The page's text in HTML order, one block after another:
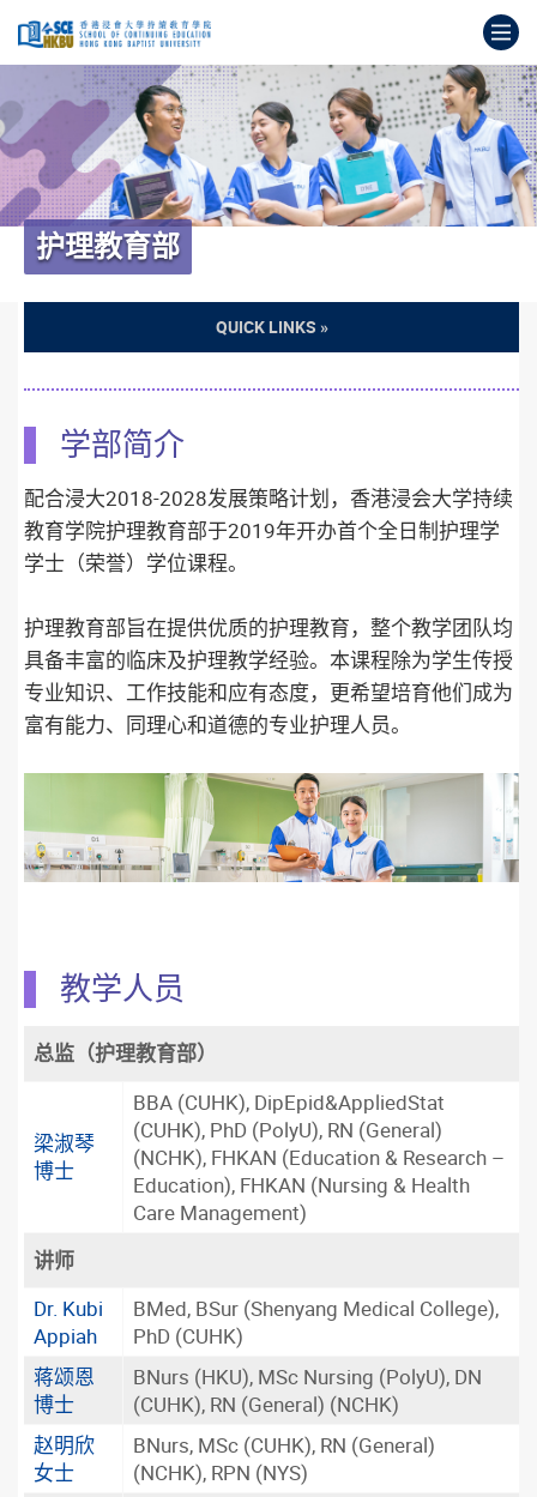
内
容
打
始
主
要
内
容
护理教育部
学部简介
配合浸大2018-2028发展策略计划，香港浸会大学持续
教育学院护理教育部于2019年开办首个全日制护理学
学士（荣誉）学位课程。
护理教育部旨在提供优质的护理教育，整个教学团队均
具备丰富的临床及护理教学经验。本课程除为学生传授
专业知识、工作技能和应有态度，更希望培育他们成为
富有能力、同理心和道德的专业护理人员。
教学人员
总监（护理教育部）
梁淑琴
博士
BBA (CUHK), DipEpid&AppliedStat
(CUHK), PhD (PolyU), RN (General)
(NCHK), FHKAN (Education & Research –
Education), FHKAN (Nursing & Health
Care Management)
讲师
Dr. Kubi
Appiah
BMed, BSur (Shenyang Medical College),
PhD (CUHK)
蒋颂恩
博士
BNurs (HKU), MSc Nursing (PolyU), DN
(CUHK), RN (General) (NCHK)
赵明欣
女士
BNurs, MSc (CUHK), RN (General)
(NCHK), RPN (NYS)